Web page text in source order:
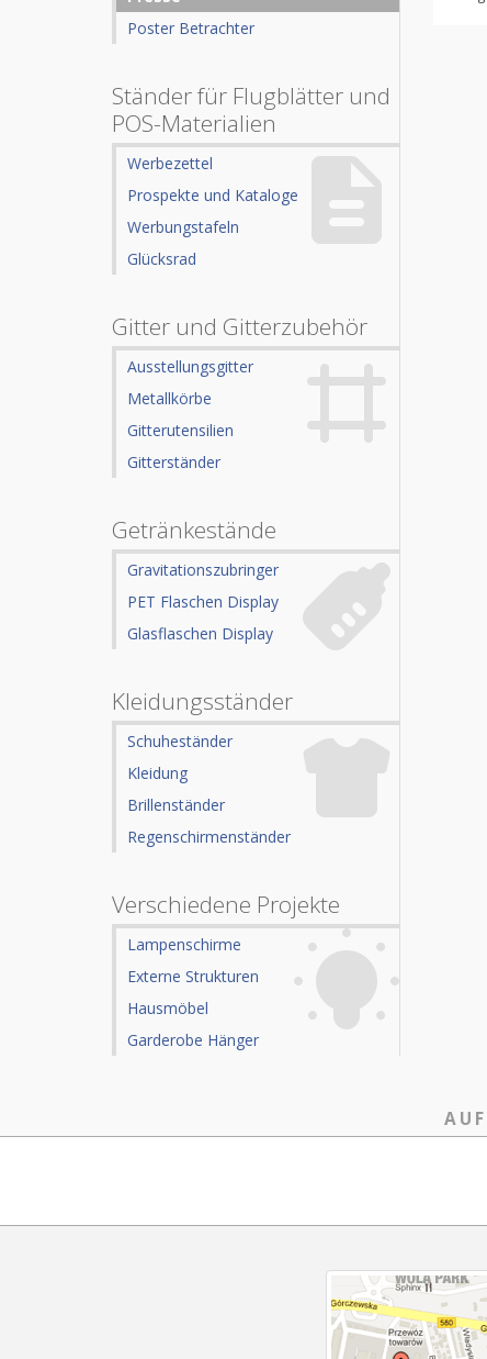
Poster Betrachter
Ständer für Flugblätter und
POS-Materialien
Werbezettel
Prospekte und Kataloge
Werbungstafeln
Glücksrad
Gitter und Gitterzubehör
Ausstellungsgitter
Metallkörbe
Gitterutensilien
Gitterständer
Getränkestände
Gravitationszubringer
PET Flaschen Display
Glasflaschen Display
Kleidungsständer
Schuheständer
Kleidung
Brillenständer
Regenschirmenständer
Verschiedene Projekte
Lampenschirme
Externe Strukturen
Hausmöbel
Garderobe Hänger